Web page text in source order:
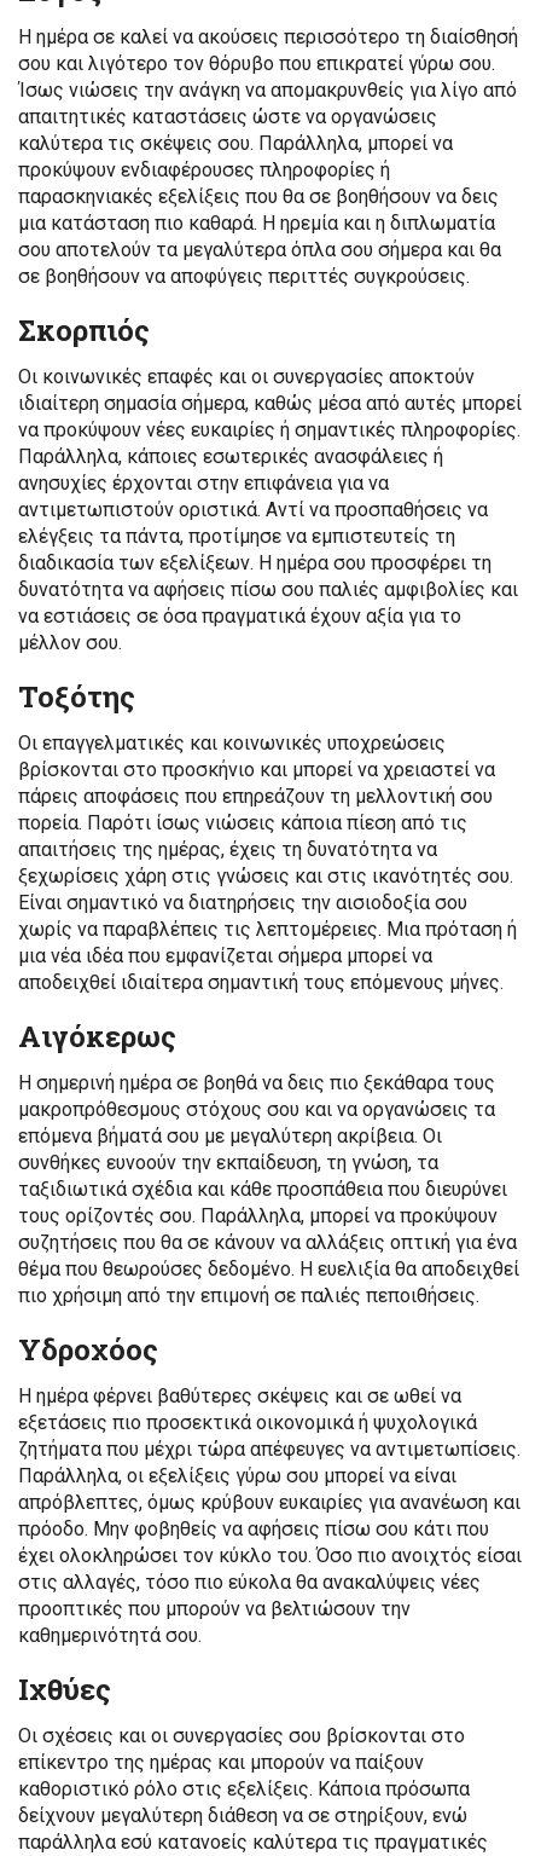
Η ημέρα σε καλεί να ακούσεις περισσότερο τη διαίσθησή
σου και λιγότερο τον θόρυβο που επικρατεί γύρω σου.
Ίσως νιώσεις την ανάγκη να απομακρυνθείς για λίγο από
απαιτητικές καταστάσεις ώστε να οργανώσεις
καλύτερα τις σκέψεις σου. Παράλληλα, μπορεί να
προκύψουν ενδιαφέρουσες πληροφορίες ή
παρασκηνιακές εξελίξεις που θα σε βοηθήσουν να δεις
μια κατάσταση πιο καθαρά. Η ηρεμία και η διπλωματία
σου αποτελούν τα μεγαλύτερα όπλα σου σήμερα και θα
σε βοηθήσουν να αποφύγεις περιττές συγκρούσεις.
Σκορπιός
Οι κοινωνικές επαφές και οι συνεργασίες αποκτούν
ιδιαίτερη σημασία σήμερα, καθώς μέσα από αυτές μπορεί
να προκύψουν νέες ευκαιρίες ή σημαντικές πληροφορίες.
Παράλληλα, κάποιες εσωτερικές ανασφάλειες ή
ανησυχίες έρχονται στην επιφάνεια για να
αντιμετωπιστούν οριστικά. Αντί να προσπαθήσεις να
ελέγξεις τα πάντα, προτίμησε να εμπιστευτείς τη
διαδικασία των εξελίξεων. Η ημέρα σου προσφέρει τη
δυνατότητα να αφήσεις πίσω σου παλιές αμφιβολίες και
να εστιάσεις σε όσα πραγματικά έχουν αξία για το
μέλλον σου.
Τοξότης
Οι επαγγελματικές και κοινωνικές υποχρεώσεις
βρίσκονται στο προσκήνιο και μπορεί να χρειαστεί να
πάρεις αποφάσεις που επηρεάζουν τη μελλοντική σου
πορεία. Παρότι ίσως νιώσεις κάποια πίεση από τις
απαιτήσεις της ημέρας, έχεις τη δυνατότητα να
ξεχωρίσεις χάρη στις γνώσεις και στις ικανότητές σου.
Είναι σημαντικό να διατηρήσεις την αισιοδοξία σου
χωρίς να παραβλέπεις τις λεπτομέρειες. Μια πρόταση ή
μια νέα ιδέα που εμφανίζεται σήμερα μπορεί να
αποδειχθεί ιδιαίτερα σημαντική τους επόμενους μήνες.
Αιγόκερως
Η σημερινή ημέρα σε βοηθά να δεις πιο ξεκάθαρα τους
μακροπρόθεσμους στόχους σου και να οργανώσεις τα
επόμενα βήματά σου με μεγαλύτερη ακρίβεια. Οι
συνθήκες ευνοούν την εκπαίδευση, τη γνώση, τα
ταξιδιωτικά σχέδια και κάθε προσπάθεια που διευρύνει
τους ορίζοντές σου. Παράλληλα, μπορεί να προκύψουν
συζητήσεις που θα σε κάνουν να αλλάξεις οπτική για ένα
θέμα που θεωρούσες δεδομένο. Η ευελιξία θα αποδειχθεί
πιο χρήσιμη από την επιμονή σε παλιές πεποιθήσεις.
Υδροχόος
Η ημέρα φέρνει βαθύτερες σκέψεις και σε ωθεί να
εξετάσεις πιο προσεκτικά οικονομικά ή ψυχολογικά
ζητήματα που μέχρι τώρα απέφευγες να αντιμετωπίσεις.
Παράλληλα, οι εξελίξεις γύρω σου μπορεί να είναι
απρόβλεπτες, όμως κρύβουν ευκαιρίες για ανανέωση και
πρόοδο. Μην φοβηθείς να αφήσεις πίσω σου κάτι που
έχει ολοκληρώσει τον κύκλο του. Όσο πιο ανοιχτός είσαι
στις αλλαγές, τόσο πιο εύκολα θα ανακαλύψεις νέες
προοπτικές που μπορούν να βελτιώσουν την
καθημερινότητά σου.
Ιχθύες
Οι σχέσεις και οι συνεργασίες σου βρίσκονται στο
επίκεντρο της ημέρας και μπορούν να παίξουν
καθοριστικό ρόλο στις εξελίξεις. Κάποια πρόσωπα
δείχνουν μεγαλύτερη διάθεση να σε στηρίξουν, ενώ
παράλληλα εσύ κατανοείς καλύτερα τις πραγματικές